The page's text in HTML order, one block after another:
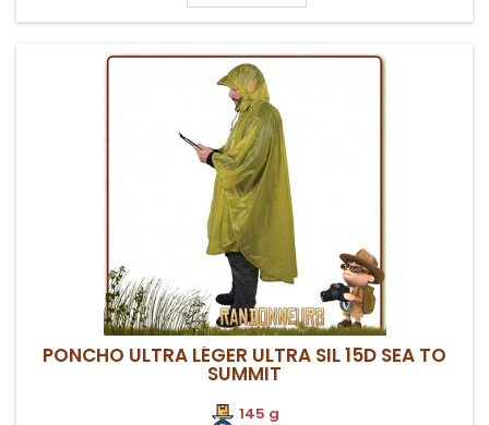
PONCHO ULTRA LÉGER ULTRA SIL 15D SEA TO
SUMMIT
145 g